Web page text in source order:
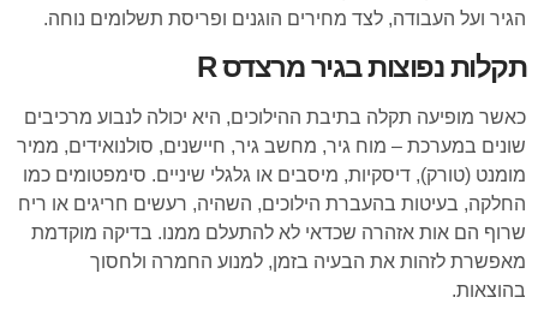
הגיר ועל העבודה, לצד מחירים הוגנים ופריסת תשלומים נוחה.
תקלות נפוצות בגיר מרצדס R
כאשר מופיעה תקלה בתיבת ההילוכים, היא יכולה לנבוע מרכיבים
שונים במערכת – מוח גיר, מחשב גיר, חיישנים, סולנואידים, ממיר
מומנט (טורק), דיסקיות, מיסבים או גלגלי שיניים. סימפטומים כמו
החלקה, בעיטות בהעברת הילוכים, השהיה, רעשים חריגים או ריח
שרוף הם אות אזהרה שכדאי לא להתעלם ממנו. בדיקה מוקדמת
מאפשרת לזהות את הבעיה בזמן, למנוע החמרה ולחסוך
בהוצאות.